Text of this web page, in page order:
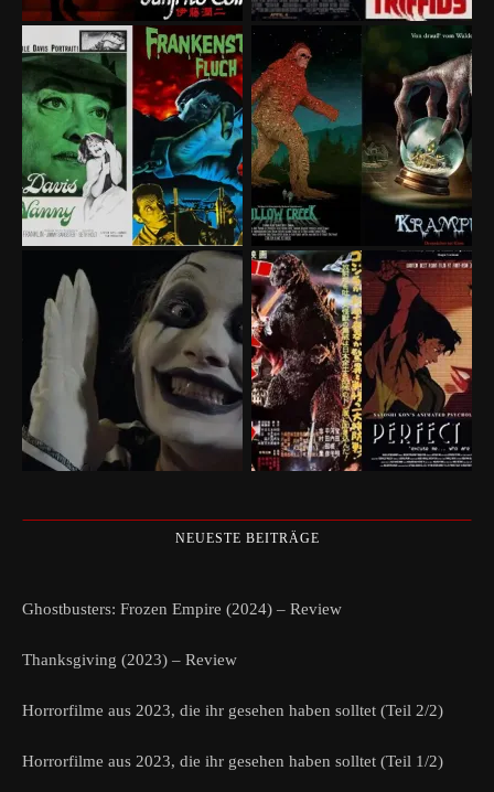
NEUESTE BEITRÄGE
Ghostbusters: Frozen Empire (2024) – Review
Thanksgiving (2023) – Review
Horrorfilme aus 2023, die ihr gesehen haben solltet (Teil 2/2)
Horrorfilme aus 2023, die ihr gesehen haben solltet (Teil 1/2)